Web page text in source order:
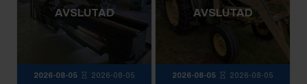
AVSLUTAD
2026-08-05 2026-08-05
AVSLUTAD
2026-08-05 2026-08-05